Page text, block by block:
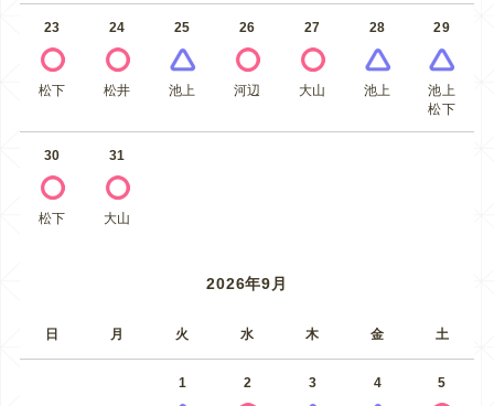
23
松下
24
松井
25
池上
26
河辺
27
大山
28
池上
29
池上
松下
30
松下
31
大山
2026年9月
日 月 火 水 木 金 土
1 2 3 4 5